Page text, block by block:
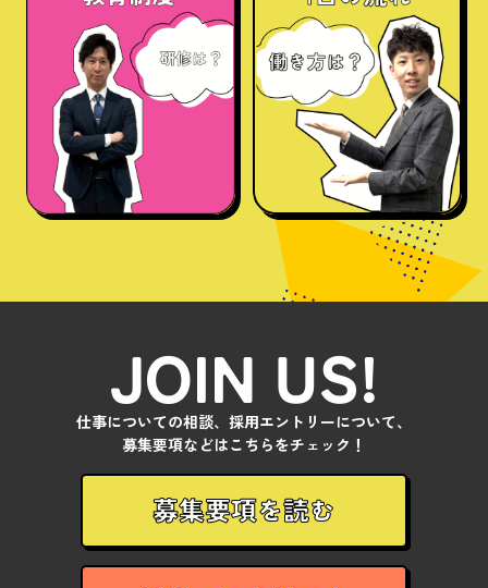
JOIN US!
仕事についての相談、採用エントリーについて、
募集要項などはこちらをチェック！
募集要項を読む